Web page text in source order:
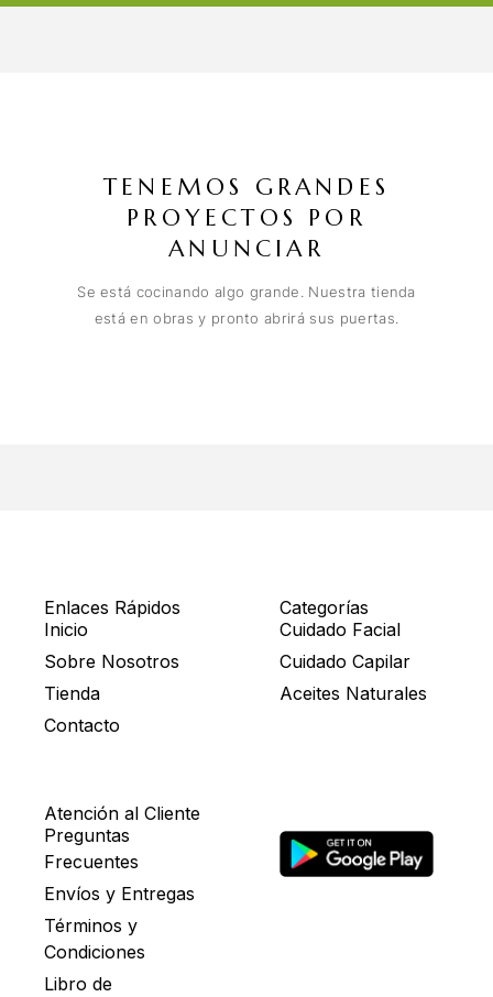
TENEMOS GRANDES
PROYECTOS POR
ANUNCIAR
Se está cocinando algo grande. Nuestra tienda
está en obras y pronto abrirá sus puertas.
Enlaces Rápidos
Inicio
Sobre Nosotros
Tienda
Contacto
Categorías
Cuidado Facial
Cuidado Capilar
Aceites Naturales
Atención al Cliente
Preguntas
Frecuentes
Envíos y Entregas
Términos y
Condiciones
Libro de